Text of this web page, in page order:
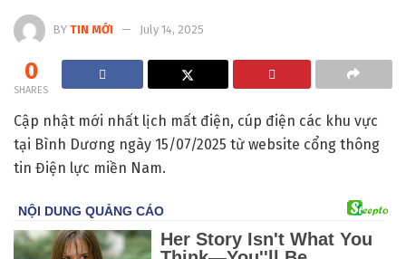
BY TIN MỚI July 14, 2025
0
SHARES
Cập nhật mới nhất lịch mất điện, cúp điện các khu vực
tại Bình Dương ngày 15/07/2025 từ website cổng thông
tin Điện lực miền Nam.